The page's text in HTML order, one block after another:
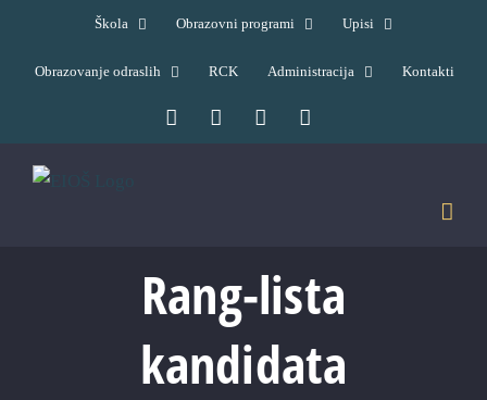
content
Škola Obrazovni programi Upisi
Obrazovanje odraslih RCK Administracija Kontakti
FacebookYouTube
Rang-lista
kandidata